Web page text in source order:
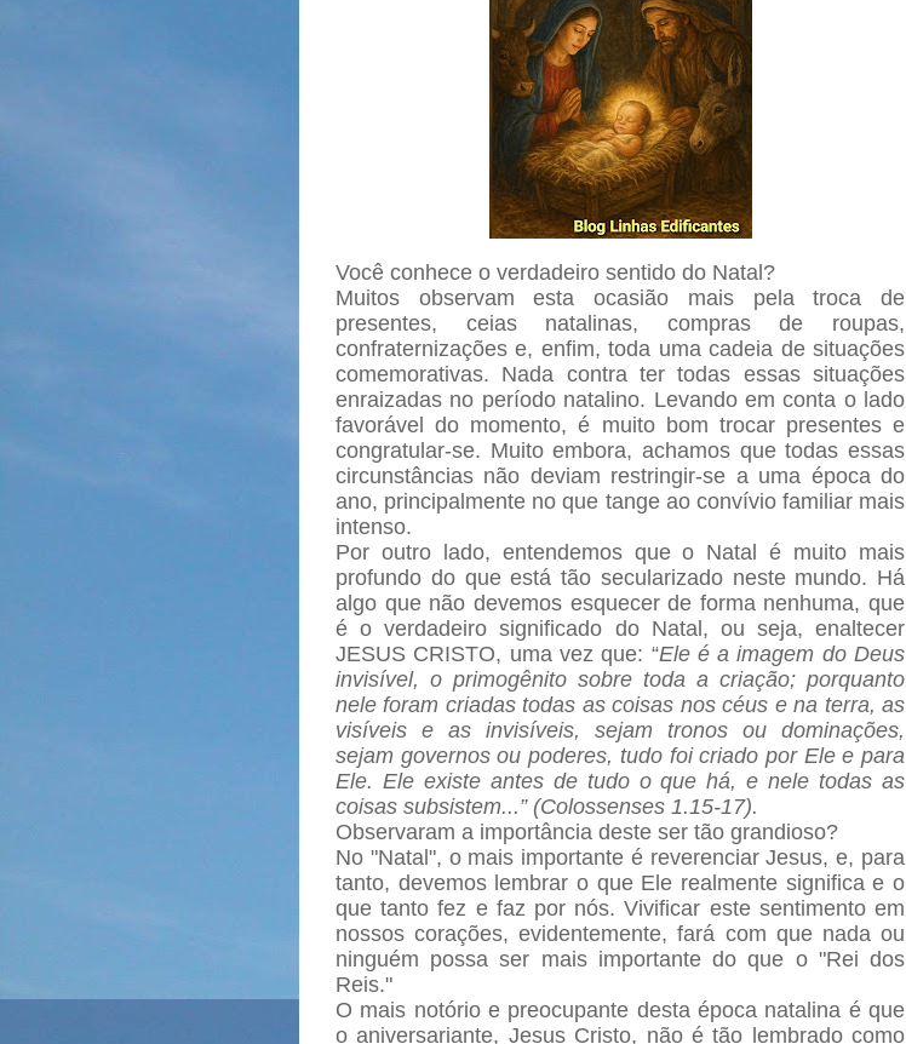
Você conhece o verdadeiro sentido do Natal?
Muitos observam esta ocasião mais pela troca de
presentes, ceias natalinas, compras de roupas,
confraternizações e, enfim, toda uma cadeia de situações
comemorativas. Nada contra ter todas essas situações
enraizadas no período natalino. Levando em conta o lado
favorável do momento, é muito bom trocar presentes e
congratular-se. Muito embora, achamos que todas essas
circunstâncias não deviam restringir-se a uma época do
ano, principalmente no que tange ao convívio familiar mais
intenso.
Por outro lado, entendemos que o Natal é muito mais
profundo do que está tão secularizado neste mundo. Há
algo que não devemos esquecer de forma nenhuma, que
é o verdadeiro significado do Natal, ou seja, enaltecer
JESUS CRISTO, uma vez que: “Ele é a imagem do Deus
invisível, o primogênito sobre toda a criação; porquanto
nele foram criadas todas as coisas nos céus e na terra, as
visíveis e as invisíveis, sejam tronos ou dominações,
sejam governos ou poderes, tudo foi criado por Ele e para
Ele. Ele existe antes de tudo o que há, e nele todas as
coisas subsistem...” (Colossenses 1.15-17).
Observaram a importância deste ser tão grandioso?
No "Natal", o mais importante é reverenciar Jesus, e, para
tanto, devemos lembrar o que Ele realmente significa e o
que tanto fez e faz por nós. Vivificar este sentimento em
nossos corações, evidentemente, fará com que nada ou
ninguém possa ser mais importante do que o "Rei dos
Reis."
O mais notório e preocupante desta época natalina é que
o aniversariante, Jesus Cristo, não é tão lembrado como